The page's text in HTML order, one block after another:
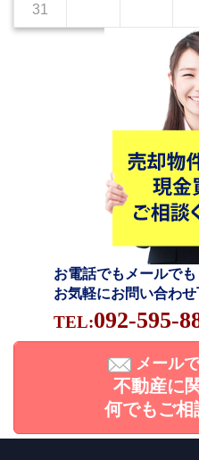
31
お電話でもメールでも
お気軽にお問い合わせ
TEL:092-595-
メール
不動産に
何でもご相